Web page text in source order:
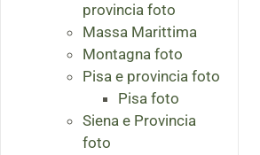
provincia foto
Massa Marittima
Montagna foto
Pisa e provincia foto
Pisa foto
Siena e Provincia
foto